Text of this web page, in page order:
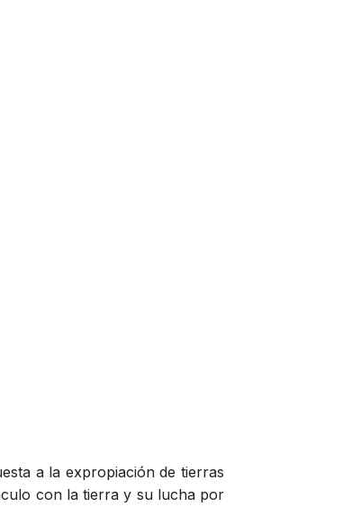
a la expropiación de tierras
con la tierra y su lucha por